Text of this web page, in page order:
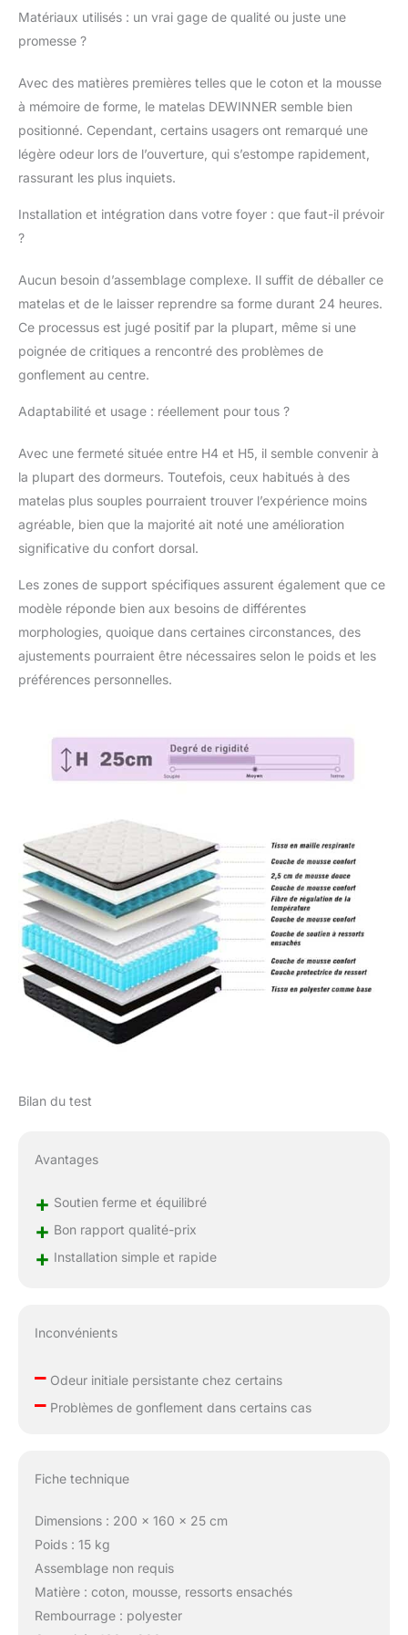
un soutien scientifique.
Gr ce à la mousse
d'une sensation de
luxe comme si vous
étiez dans les nuages
Soutien parfait : un
matelas de texture
de façon ergonomique
de soutien
différenciées de ce
des nuits longues et
reposantes Fraîcheur
respirante et respirante
est toujours sec et
frais, les fibres
climaltérantes
améliorent la ventilation
et la respirabilité, tandis
que la structure à
favorise efficacement la
circulation de l'air,
confort et le sec. Créez
un environnement de
confortable sans la
chaleur étouffante
Emballage à vide : tous
transport. Une fois
reçu, le matelas doit
être laissé reposer
Matériaux utilisés : un vrai gage de qualité ou juste une
promesse ?
Avec des matières premières telles que le coton et la mousse
à mémoire de forme, le matelas DEWINNER semble bien
positionné. Cependant, certains usagers ont remarqué une
légère odeur lors de l’ouverture, qui s’estompe rapidement,
rassurant les plus inquiets.
Installation et intégration dans votre foyer : que faut-il prévoir
?
Aucun besoin d’assemblage complexe. Il suffit de déballer ce
matelas et de le laisser reprendre sa forme durant 24 heures.
Ce processus est jugé positif par la plupart, même si une
poignée de critiques a rencontré des problèmes de
gonflement au centre.
Adaptabilité et usage : réellement pour tous ?
Avec une fermeté située entre H4 et H5, il semble convenir à
la plupart des dormeurs. Toutefois, ceux habitués à des
matelas plus souples pourraient trouver l’expérience moins
agréable, bien que la majorité ait noté une amélioration
significative du confort dorsal.
Les zones de support spécifiques assurent également que ce
modèle réponde bien aux besoins de différentes
morphologies, quoique dans certaines circonstances, des
ajustements pourraient être nécessaires selon le poids et les
préférences personnelles.
Bilan du test
Avantages
+ Soutien ferme et équilibré
+ Bon rapport qualité-prix
+ Installation simple et rapide
Inconvénients
–Odeur initiale persistante chez certains
–Problèmes de gonflement dans certains cas
Fiche technique
Dimensions : 200 x 160 x 25 cm
Poids : 15 kg
Assemblage non requis
Matière : coton, mousse, ressorts ensachés
Rembourrage : polyester